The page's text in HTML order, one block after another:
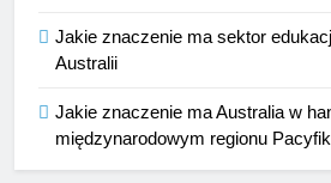
Jakie znaczenie ma sektor
Australii
Jakie znaczenie ma Australia w
międzynarodowym regionu